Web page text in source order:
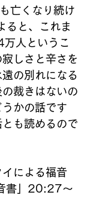
亡くなり続け
ると、これま
人というこ
しさと辛さを
の別れになる
裁きはないの
かの話です
も読めるので
による福音
書」20:27～